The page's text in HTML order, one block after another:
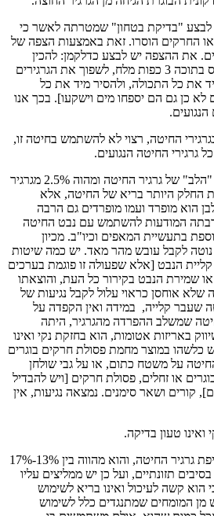
לבצע "בדיקת בטחון" שמטרתה לאשר כי
או החרקים הוסרו. זאת באמצעות הצפה של
את ההצפה יש לבצע כדלקמן: להכין
קערה של כליטר מים, ולהמיס בתוכה 3 כפות מלח, לשפוך את הגרגירים
את כל התכולה, ולהסיר מיד את כל
כן גם הם יספחו מים וישקעו]. בכך אנו
החיטה, רצוי לא להשתמש בחיטה זו,
גרגירי החיטה הנגועים.
נבט חיטה הוא "הלב" של גרגיר החיטה ומהוה 2.5% מגרגיר
החלק היותר בריא של החיטה, אלא
הוא מופרד ועמו מופרדים גם הרבה
רבתה המודעות להשתמש עם נבט החיטה
בתעשיית המאפים וכיו"ב. מכיון
לקבל עובש מהר מאד. יש כמה שיטות
הנבט [אלא שפעולה זו פוגמת בערכים
שמירת הנבט בקירור כל העת, והוצאתו
אוחסן כראוי עלול לקבל נגיעות של
שעבר קלייה, במידה ואין הקפדה על
שמשלב ההפרדה מהגרגיר, היתה
באריזות אטומות, הוא בחזקת נקי ואינו
כלשהו במוצר מחמת פסולת חרקים בוגרים
על משטח כתום, או על גבי שולחן
או זחלים, פסולת חרקים [ויש להבדיל
קורים ושאר סימנים. נמצאה נגיעות, אין
ואינו טעון בדיקה.
הסובין הוא קליפת גרגיר החיטה, והוא מהווה בין 13%-17%
תזונתיים, ועל כן יש ממליצים עליו
הוא קשה לעיכול ואינו בריא לשימוש
מן המומחים שמתנגדים כלל לשימוש